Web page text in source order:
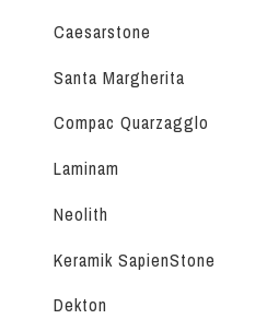
Caesarstone
Santa Margherita
Compac Quarzagglo
Laminam
Neolith
Keramik SapienStone
Dekton